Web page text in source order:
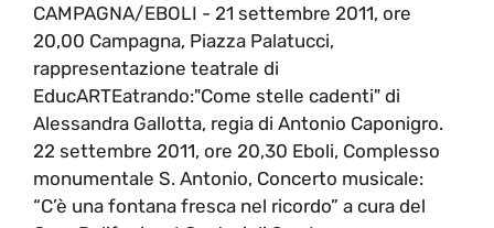
CAMPAGNA/EBOLI - 21 settembre 2011, ore
20,00 Campagna, Piazza Palatucci,
rappresentazione teatrale di
EducARTEatrando:"Come stelle cadenti" di
Alessandra Gallotta, regia di Antonio Caponigro.
22 settembre 2011, ore 20,30 Eboli, Complesso
monumentale S. Antonio, Concerto musicale:
“C’è una fontana fresca nel ricordo” a cura del